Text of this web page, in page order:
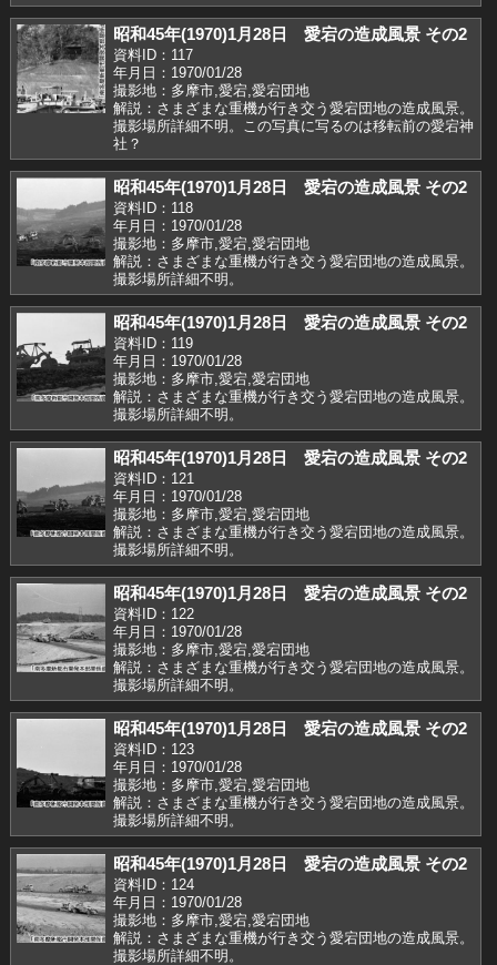
昭和45年(1970)1月28日 愛宕の造成風景 その2
資料ID：117
年月日：1970/01/28
撮影地：多摩市,愛宕,愛宕団地
解説：さまざまな重機が行き交う愛宕団地の造成風景。
撮影場所詳細不明。この写真に写るのは移転前の愛宕神
社？
昭和45年(1970)1月28日 愛宕の造成風景 その2
資料ID：118
年月日：1970/01/28
撮影地：多摩市,愛宕,愛宕団地
解説：さまざまな重機が行き交う愛宕団地の造成風景。
撮影場所詳細不明。
昭和45年(1970)1月28日 愛宕の造成風景 その2
資料ID：119
年月日：1970/01/28
撮影地：多摩市,愛宕,愛宕団地
解説：さまざまな重機が行き交う愛宕団地の造成風景。
撮影場所詳細不明。
昭和45年(1970)1月28日 愛宕の造成風景 その2
資料ID：121
年月日：1970/01/28
撮影地：多摩市,愛宕,愛宕団地
解説：さまざまな重機が行き交う愛宕団地の造成風景。
撮影場所詳細不明。
昭和45年(1970)1月28日 愛宕の造成風景 その2
資料ID：122
年月日：1970/01/28
撮影地：多摩市,愛宕,愛宕団地
解説：さまざまな重機が行き交う愛宕団地の造成風景。
撮影場所詳細不明。
昭和45年(1970)1月28日 愛宕の造成風景 その2
資料ID：123
年月日：1970/01/28
撮影地：多摩市,愛宕,愛宕団地
解説：さまざまな重機が行き交う愛宕団地の造成風景。
撮影場所詳細不明。
昭和45年(1970)1月28日 愛宕の造成風景 その2
資料ID：124
年月日：1970/01/28
撮影地：多摩市,愛宕,愛宕団地
解説：さまざまな重機が行き交う愛宕団地の造成風景。
撮影場所詳細不明。